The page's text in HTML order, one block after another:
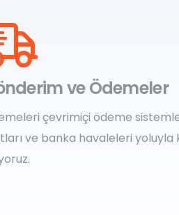
ve Ödemeler
çevrimiçi ödeme
ve banka havaleleri yoluyla